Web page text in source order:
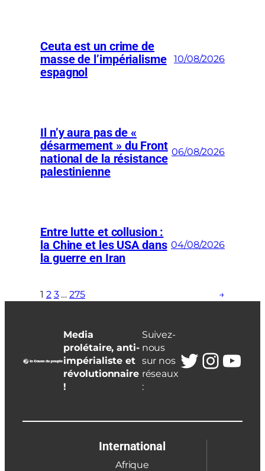
Ceuta est un crime de
masse de l’impérialisme
espagnol
10/08/2026
Il n’y aura pas de «
désarmement » du Front
national de la résistance
palestinienne
06/08/2026
Entre lutte et collusion :
la Chine et les USA dans
la guerre en Iran
04/08/2026
1 2 3 … 275 →
Media
prolétaire, anti-
impérialiste et
révolutionnaire
!
Suivez-
nous
sur nos
réseaux
:
Twitter
International
Afrique